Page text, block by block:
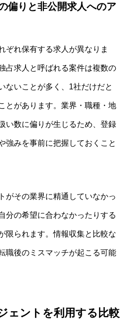
偏りと非公開求人へのア
ぞれ保有する求人が異なりま
占求人と呼ばれる案件は複数の
ないことが多く、1社だけだと
とがあります。業界・職種・地
い数に偏りが生じるため、登録
強みを事前に把握しておくこと
がその業界に精通していなかっ
分の希望に合わなかったりする
限られます。情報収集と比較な
職後のミスマッチが起こる可能
ェントを利用する比較